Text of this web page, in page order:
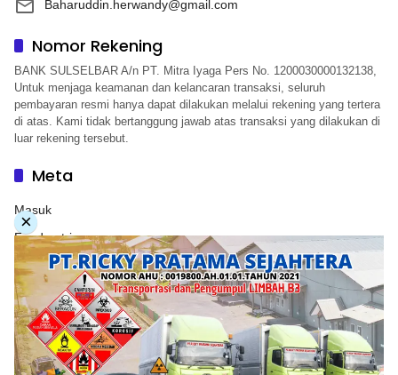
Baharuddin.herwandy@gmail.com
Nomor Rekening
BANK SULSELBAR A/n PT. Mitra Iyaga Pers No. 1200030000132138,
Untuk menjaga keamanan dan kelancaran transaksi, seluruh
pembayaran resmi hanya dapat dilakukan melalui rekening yang tertera
di atas. Kami tidak bertanggung jawab atas transaksi yang dilakukan di
luar rekening tersebut.
Meta
Masuk
Feed entri
Feed komentar
WordPress.org
×